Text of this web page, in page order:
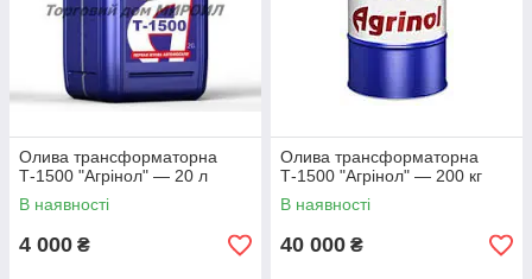
Олива трансформаторна
Т-1500 "Агрінол" — 20 л
В наявності
4 000 ₴
Олива трансформаторна
Т-1500 "Агрінол" — 200 кг
В наявності
40 000 ₴